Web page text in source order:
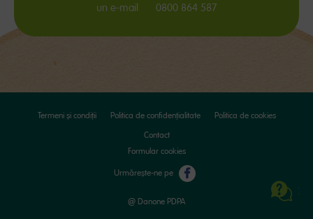
un e-mail
0800 864 587
Termeni și condiții Politica de confidențialitate
Politica de cookies
Contact
Formular cookies
Urmărește-ne pe
@ Danone PDPA